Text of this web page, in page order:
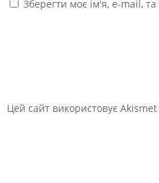
Зберегти моє ім'я, e-mail,
Цей сайт використовує